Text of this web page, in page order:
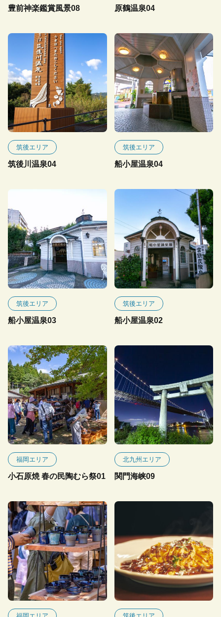
豊前神楽鑑賞風景08 原鶴温泉04
筑後エリア
筑後川温泉04
筑後エリア
船小屋温泉04
筑後エリア
船小屋温泉03
筑後エリア
船小屋温泉02
福岡エリア
小石原焼 春の民陶むら祭01
北九州エリア
関門海峡09